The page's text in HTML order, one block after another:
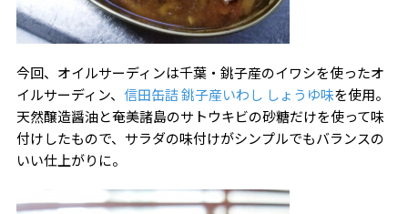
今回、オイルサーディンは千葉・銚子産のイワシを使ったオ
イルサーディン、 信田缶詰 銚子産いわし しょうゆ味を使用。
天然醸造醤油と奄美諸島のサトウキビの砂糖だけを使って味
付けしたもので、サラダの味付けがシンプルでもバランスの
いい仕上がりに。